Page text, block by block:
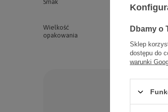
Smak
Wielkość
opakowania
1 kgDbamy o
Sklep
dostępu do
warunki